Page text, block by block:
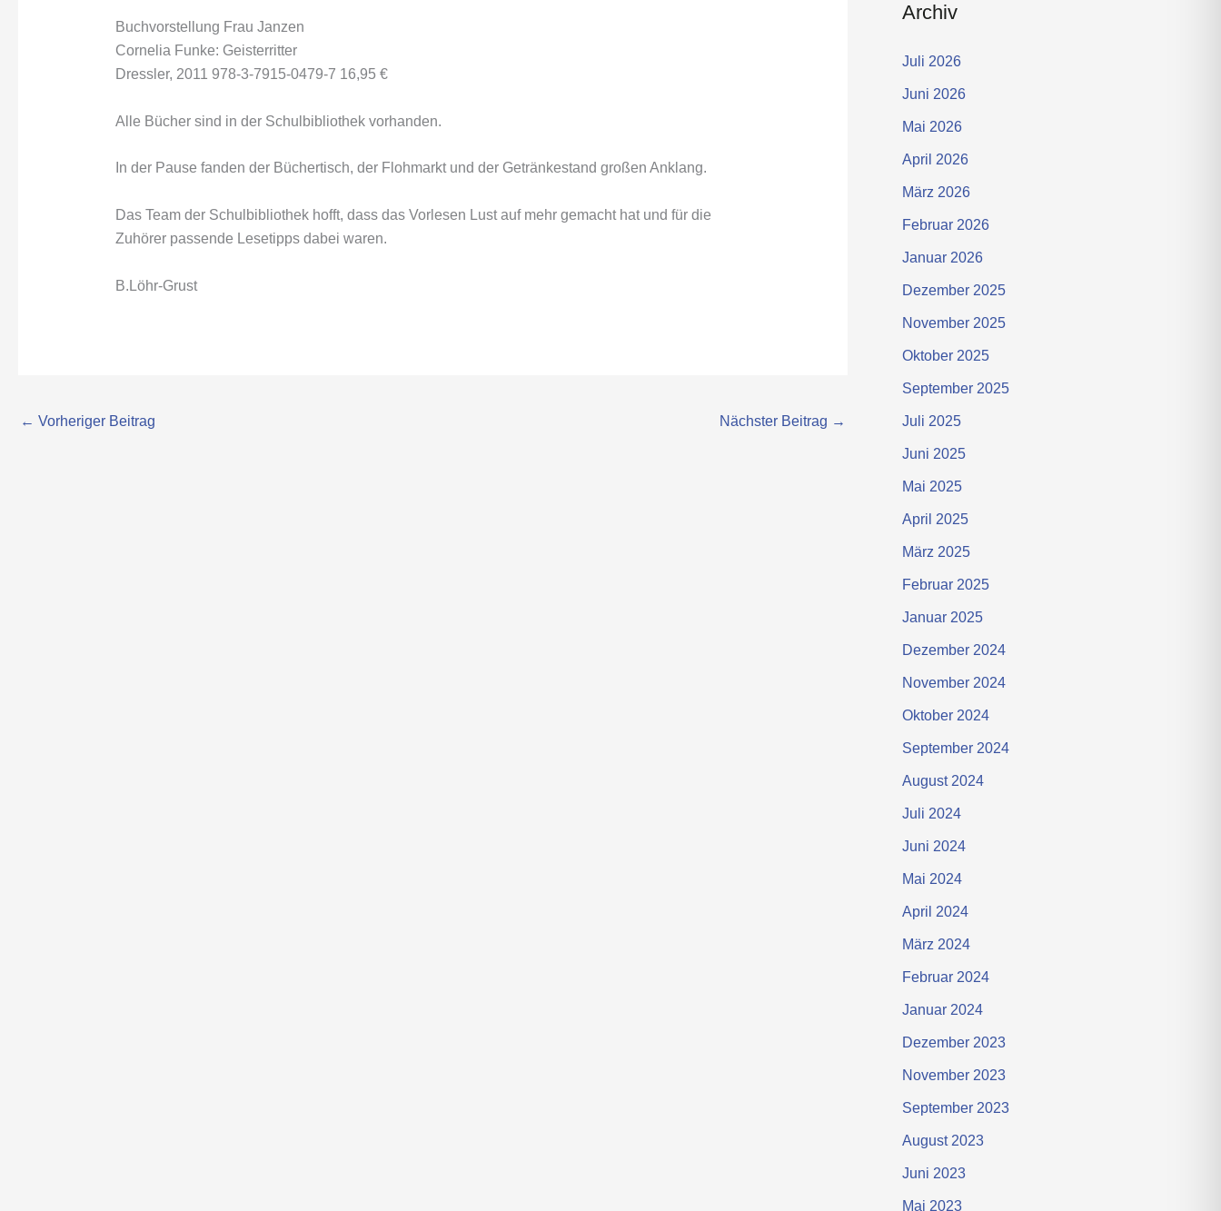
Buchvorstellung Frau Janzen
Cornelia Funke: Geisterritter
Dressler, 2011 978-3-7915-0479-7 16,95 €
Alle Bücher sind in der Schulbibliothek vorhanden.
In der Pause fanden der Büchertisch, der Flohmarkt und der Getränkestand großen Anklang.
Das Team der Schulbibliothek hofft, dass das Vorlesen Lust auf mehr gemacht hat und für die
Zuhörer passende Lesetipps dabei waren.
B.Löhr-Grust
← Vorheriger Beitrag Nächster Beitrag →
Archiv
Juli 2026
Juni 2026
Mai 2026
April 2026
März 2026
Februar 2026
Januar 2026
Dezember 2025
November 2025
Oktober 2025
September 2025
Juli 2025
Juni 2025
Mai 2025
April 2025
März 2025
Februar 2025
Januar 2025
Dezember 2024
November 2024
Oktober 2024
September 2024
August 2024
Juli 2024
Juni 2024
Mai 2024
April 2024
März 2024
Februar 2024
Januar 2024
Dezember 2023
November 2023
September 2023
August 2023
Juni 2023
Mai 2023